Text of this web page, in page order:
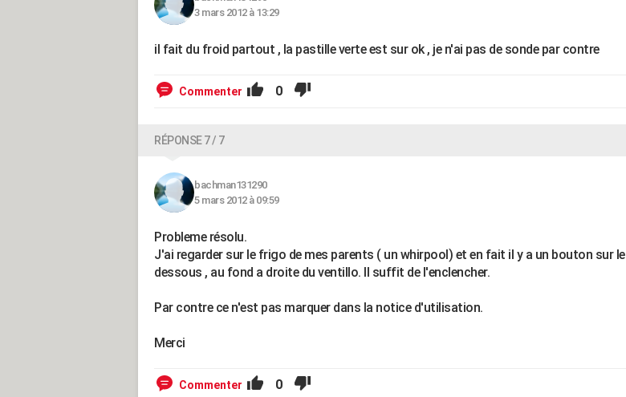
3 mars 2012 à 13:29
il fait du froid partout , la pastille verte est sur ok , je n'ai pas de sonde par contre
Commenter 0
RÉPONSE 7 / 7
bachman131290
5 mars 2012 à 09:59
Probleme résolu.
J'ai regarder sur le frigo de mes parents ( un whirpool) et en fait il y a un bouton sur le
dessous , au fond a droite du ventillo. Il suffit de l'enclencher.
Par contre ce n'est pas marquer dans la notice d'utilisation.
Merci
Commenter 0